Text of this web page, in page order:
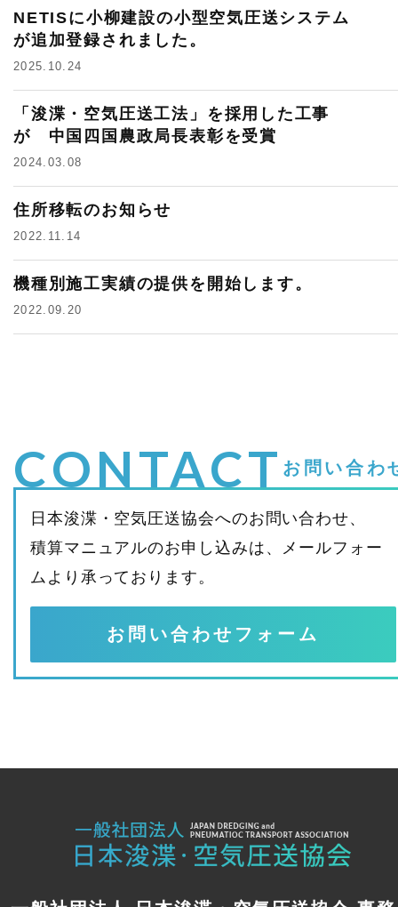
NETISに小柳建設の小型空気圧送システム
が追加登録されました。
2025.10.24
「浚渫・空気圧送工法」を採用した工事
が 中国四国農政局長表彰を受賞
2024.03.08
住所移転のお知らせ
2022.11.14
機種別施工実績の提供を開始します。
2022.09.20
CONTACT お問い合わ
日本浚渫・空気圧送協会へのお問い合わせ、
積算マニュアルのお申し込みは、メールフォー
ムより承っております。
お問い合わせフォーム